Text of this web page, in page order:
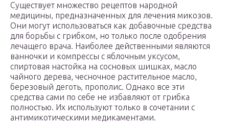
Существует множество рецептов народной
медицины, предназначенных для лечения микозов.
Они могут использоваться как добавочные средства
для борьбы с грибком, но только после одобрения
лечащего врача. Наиболее действенными являются
ванночки и компрессы с яблочным уксусом,
спиртовая настойка на сосновых шишках, масло
чайного дерева, чесночное растительное масло,
березовый деготь, прополис. Однако все эти
средства сами по себе не избавляют от грибка
полностью. Их используют только в сочетании с
антимикотическими медикаментами.